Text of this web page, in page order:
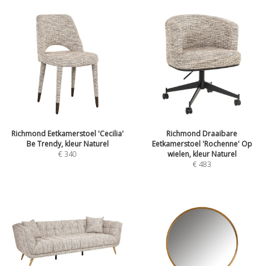
Richmond Eetkamerstoel 'Cecilia'
Be Trendy, kleur Naturel
€340
Richmond Draaibare
Eetkamerstoel 'Rochenne' Op
wielen, kleur Naturel
€483